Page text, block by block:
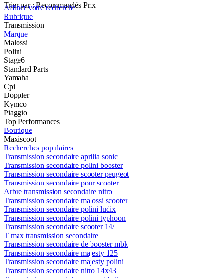
Trier par : Recommandés Prix
Affiner votre recherche
Rubrique
Transmission
Marque
Malossi
Polini
Stage6
Standard Parts
Yamaha
Cpi
Doppler
Kymco
Piaggio
Top Performances
Boutique
Maxiscoot
Recherches populaires
Transmission secondaire aprilia sonic
Transmission secondaire polini booster
Transmission secondaire scooter peugeot
Transmission secondaire pour scooter
Arbre transmission secondaire nitro
Transmission secondaire malossi scooter
Transmission secondaire polini ludix
Transmission secondaire polini typhoon
Transmission secondaire scooter 14/
T max transmission secondaire
Transmission secondaire de booster mbk
Transmission secondaire majesty 125
Transmission secondaire majesty polini
Transmission secondaire nitro 14x43